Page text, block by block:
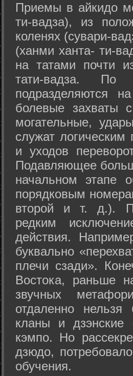
Приемы в айкидо
ти-вадза), из
коленях (сувари-
(ханми ханта- ти-
на татами почти
тати-вадза. По
подразделяются
болевые захваты
могательные,
служат
и уходов
Подавляющее
начальном этапе
порядковым
второй и т. д.).
редким
действия.
буквально
плечи сзади».
Востока, раньше
звучных
отдаленно
кланы и дзэнские
кэмпо. Но
дзюдо,
обучения.